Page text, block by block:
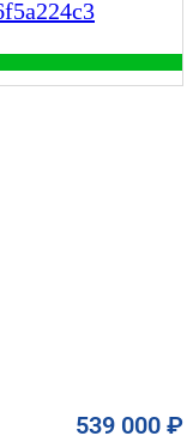
539 000 ₽